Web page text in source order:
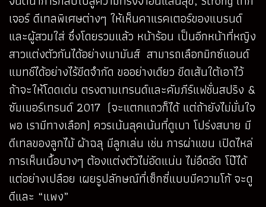
เจอร์ ดีเทลพิเศษต่างๆ ให้เห็นคาแรคเตอร์ของแบรนด์
และผู้สวมใส่ ซึ่งโดยรวมแล้ว หน้าร้อน เป็นอีกหน้าที่หญิง
สาวแต่งตัวกันได้อย่างเมามันส์ สามารถเลือกมิกซ์แอนด์
แมทช์ได้อย่างไร้ขีดจำกัด ขออย่างเดียว ขีดเส้นใต้เอาไว้
ถ้าจะให้โดดเด่น ตรงตามเทรนด์และคัมภีร์แฟชั่นสปริง &
ซัมเมอร์เทรนด์ 2017 (จะแตกแถวก็ได้ แต่ถ้ายังไม่มั่นใจ
พอ เรามีทางเลือก) ควรเน้นลุคเน้นที่ดูเบา โปร่งสบาย มี
ดีเทลของลูกไม้ ผ้าฉลุ มีลูกเล่น เช่น การผ่าแขน เปิดไหล่
การเห็นเนื้อบางๆ ต้องแต่งตัวไม่อัดแน่น ไม่อึดอัด โป๊ได้
แต่อย่างเปลือย เผยรูปลักษณ์ที่เซ็กซี่แบบมีความโก้ จะดู
ดีและ “แพง”